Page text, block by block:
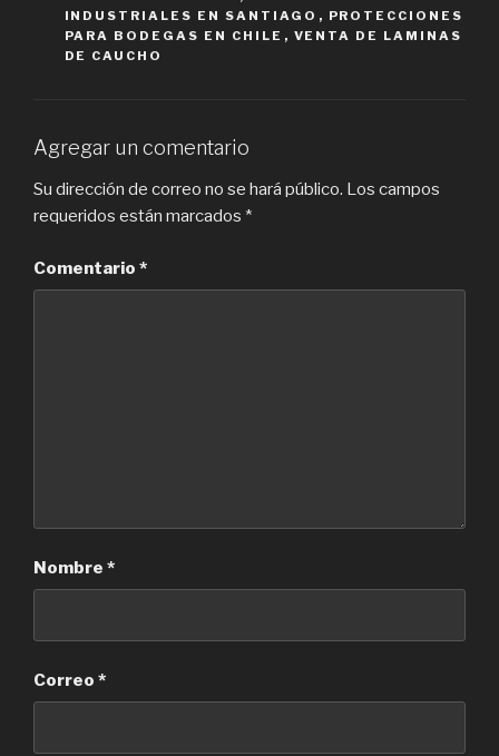
INDUSTRIALES EN SANTIAGO , PROTECCIONES
PARA BODEGAS EN CHILE , VENTA DE LAMINAS
DE CAUCHO
Agregar un comentario
Su dirección de correo no se hará público. Los campos
requeridos están marcados *
Comentario *
Nombre *
Correo *